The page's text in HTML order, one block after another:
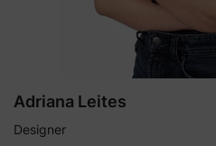
Adriana Leites
Designer